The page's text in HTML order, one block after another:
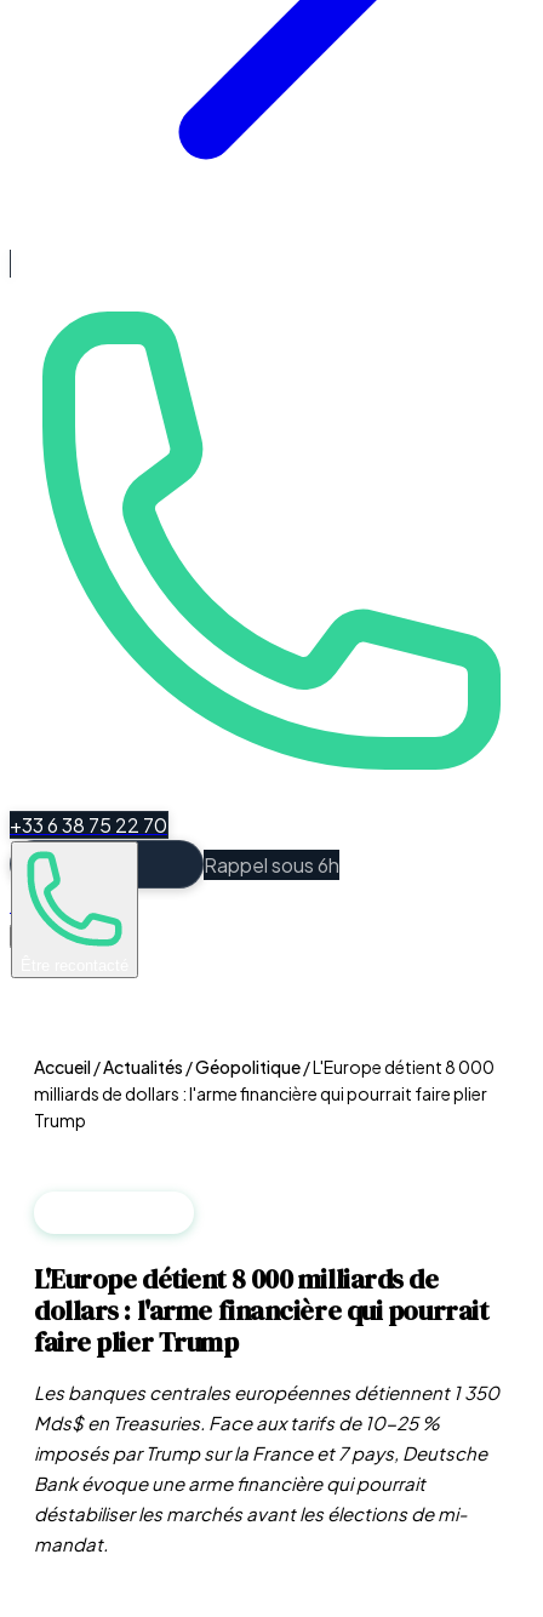
+33 6 38 75 22 70
Rappel sous 6h
Espace Client
Accueil/Actualités /Géopolitique/L'Europe détient 8 000
milliards de dollars : l'arme financière qui pourrait faire plier
Trump
L'Europe détient 8 000 milliards de
dollars : l'arme financière qui pourrait
faire plier Trump
Les banques centrales européennes détiennent 1 350
Mds$ en Treasuries. Face aux tarifs de 10-25 %
imposés par Trump sur la France et 7 pays, Deutsche
Bank évoque une arme financière qui pourrait
déstabiliser les marchés avant les élections de mi-
mandat.